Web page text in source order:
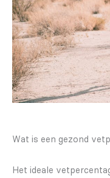
Wat is een gezond
Het ideale